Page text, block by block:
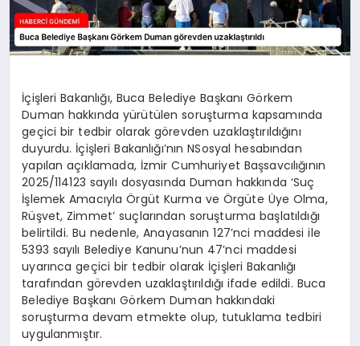
İçişleri Bakanlığı, Buca Belediye Başkanı Görkem
Duman hakkında yürütülen soruşturma kapsamında
geçici bir tedbir olarak görevden uzaklaştırıldığını
duyurdu. İçişleri Bakanlığı’nın NSosyal hesabından
yapılan açıklamada, İzmir Cumhuriyet Başsavcılığının
2025/114123 sayılı dosyasında Duman hakkında ‘Suç
İşlemek Amacıyla Örgüt Kurma ve Örgüte Üye Olma,
Rüşvet, Zimmet’ suçlarından soruşturma başlatıldığı
belirtildi. Bu nedenle, Anayasanın 127’nci maddesi ile
5393 sayılı Belediye Kanunu’nun 47’nci maddesi
uyarınca geçici bir tedbir olarak İçişleri Bakanlığı
tarafından görevden uzaklaştırıldığı ifade edildi. Buca
Belediye Başkanı Görkem Duman hakkındaki
soruşturma devam etmekte olup, tutuklama tedbiri
uygulanmıştır.